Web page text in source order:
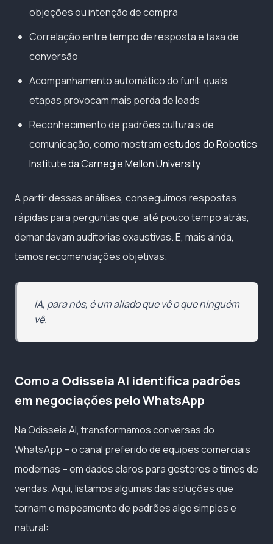
objeções ou intenção de compra
Correlação entre tempo de resposta e taxa de
conversão
Acompanhamento automático do funil: quais
etapas provocam mais perda de leads
Reconhecimento de padrões culturais de
comunicação, como mostramestudos do Robotics
Institute da Carnegie Mellon University
A partir dessas análises, conseguimos respostas
rápidas para perguntas que, até pouco tempo atrás,
demandavam auditorias exaustivas. E, mais ainda,
temos recomendações objetivas.
IA, para nós, é um aliado que vê o que ninguém
vê.
Como a Odisseia AI identifica padrões
em negociações pelo WhatsApp
Na Odisseia AI, transformamos conversas do
WhatsApp – o canal preferido de equipes comerciais
modernas – em dados claros para gestores e times de
vendas. Aqui, listamos algumas das soluções que
tornam o mapeamento de padrões algo simples e
natural: